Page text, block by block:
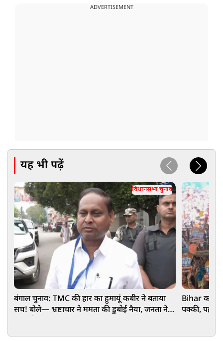
ADVERTISEMENT
यह भी पढ़ें
विधानसभा चुनाव
बंगाल चुनाव: TMC की हार का हुमायूं कबीर ने बताया
सच! बोले— भ्रष्टाचार ने ममता की डुबोई नैया, जनता ने
Bihar का
पक्की, पहले